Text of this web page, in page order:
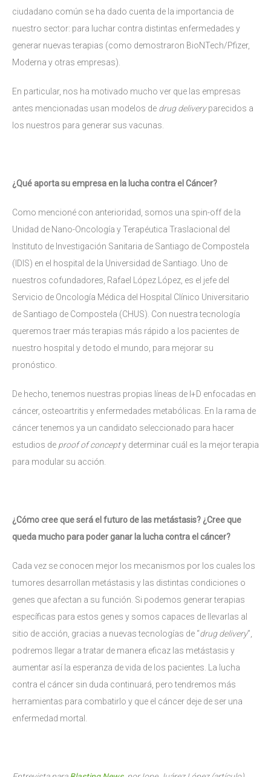
ciudadano común se ha dado cuenta de la importancia de
nuestro sector: para luchar contra distintas enfermedades y
generar nuevas terapias (como demostraron BioNTech/Pfizer,
Moderna y otras empresas).
En particular, nos ha motivado mucho ver que las empresas
antes mencionadas usan modelos de drug deliveryparecidos a
los nuestros para generar sus vacunas.
¿Qué aporta su empresa en la lucha contra el Cáncer?
Como mencioné con anterioridad, somos una spin-off de la
Unidad de Nano-Oncología y Terapéutica Traslacional del
Instituto de Investigación Sanitaria de Santiago de Compostela
(IDIS) en el hospital de la Universidad de Santiago. Uno de
nuestros cofundadores, Rafael López López, es el jefe del
Servicio de Oncología Médica del Hospital Clínico Universitario
de Santiago de Compostela (CHUS). Con nuestra tecnología
queremos traer más terapias más rápido a los pacientes de
nuestro hospital y de todo el mundo, para mejorar su
pronóstico.
De hecho, tenemos nuestras propias líneas de I+D enfocadas en
cáncer, osteoartritis y enfermedades metabólicas. En la rama de
cáncer tenemos ya un candidato seleccionado para hacer
estudios de proof of concepty determinar cuál es la mejor terapia
para modular su acción.
¿Cómo cree que será el futuro de las metástasis? ¿Cree que
queda mucho para poder ganar la lucha contra el cáncer?
Cada vez se conocen mejor los mecanismos por los cuales los
tumores desarrollan metástasis y las distintas condiciones o
genes que afectan a su función. Si podemos generar terapias
específicas para estos genes y somos capaces de llevarlas al
sitio de acción, gracias a nuevas tecnologías de “drug delivery”,
podremos llegar a tratar de manera eficaz las metástasis y
aumentar así la esperanza de vida de los pacientes. La lucha
contra el cáncer sin duda continuará, pero tendremos más
herramientas para combatirlo y que el cáncer deje de ser una
enfermedad mortal.